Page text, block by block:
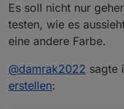
Es soll nicht nur
testen, wie es
eine andere Farbe.
@damrak2022 sagte
erstellen: